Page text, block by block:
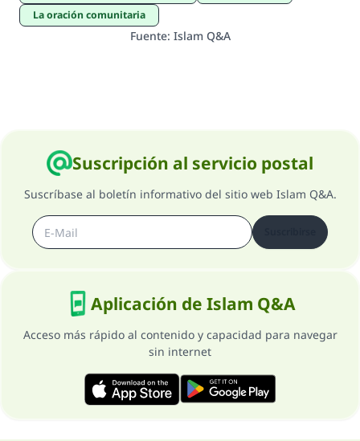
La oración comunitaria
Fuente: Islam Q&A
Suscripción al servicio postal
Suscríbase al boletín informativo del sitio web Islam Q&A.
Aplicación de Islam Q&A
Acceso más rápido al contenido y capacidad para navegar
sin internet